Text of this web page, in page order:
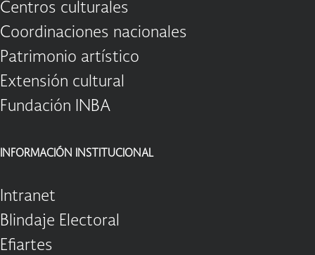
Centros culturales
Coordinaciones nacionales
Patrimonio artístico
Extensión cultural
Fundación INBA
INFORMACIÓN INSTITUCIONAL
Intranet
Blindaje Electoral
Efiartes